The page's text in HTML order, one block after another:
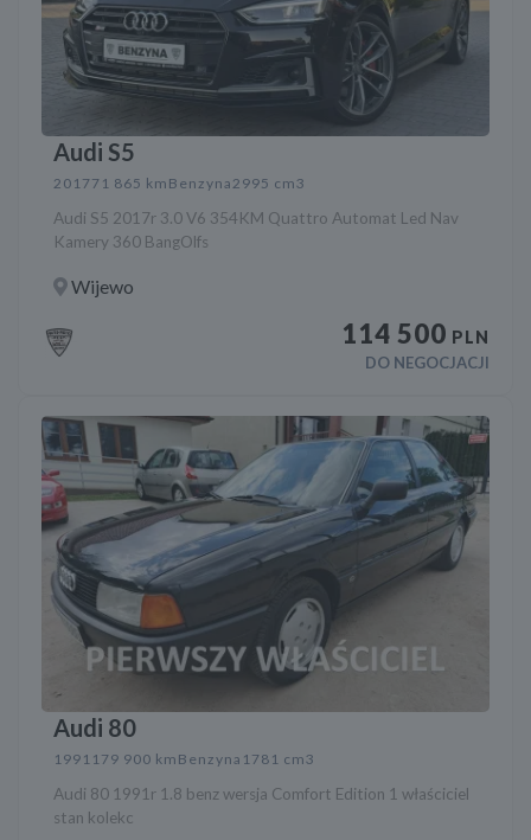
Audi S5
201771 865 km Benzyna2995 cm3
Audi S5 2017r 3.0 V6 354KM Quattro Automat Led Nav
Kamery 360 BangOlfs
Wijewo
114 500 PLN
DO NEGOCJACJI
Audi 80
1991 179 900 km Benzyna 1781 cm3
Audi 80 1991r 1.8 benz wersja Comfort Edition 1 właściciel
stan kolekc